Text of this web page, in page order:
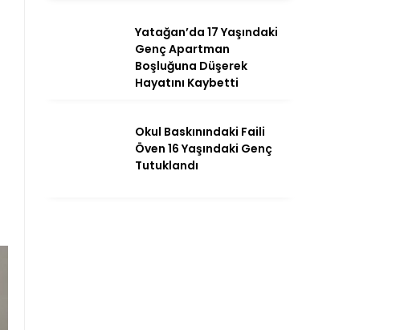
Yatağan’da 17 Yaşındaki
Genç Apartman
Boşluğuna Düşerek
Hayatını Kaybetti
Okul Baskınındaki Faili
Öven 16 Yaşındaki Genç
Tutuklandı